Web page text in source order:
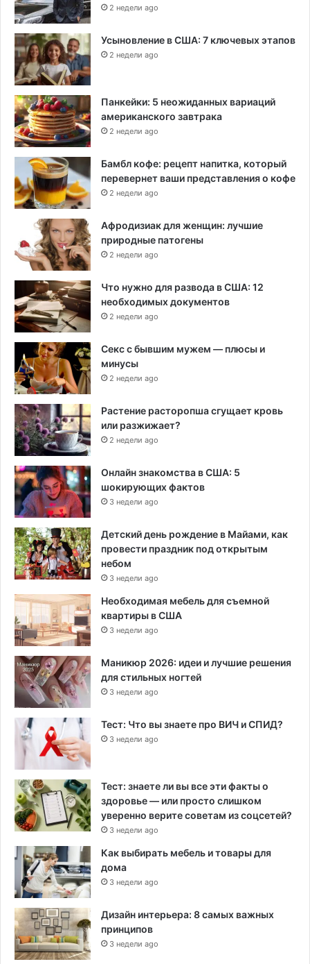
2 недели ago
Усыновление в США: 7 ключевых этапов
2 недели ago
Панкейки: 5 неожиданных вариаций
американского завтрака
2 недели ago
Бамбл кофе: рецепт напитка, который
перевернет ваши представления о кофе
2 недели ago
Афродизиак для женщин: лучшие
природные патогены
2 недели ago
Что нужно для развода в США: 12
необходимых документов
2 недели ago
Секс с бывшим мужем — плюсы и
минусы
2 недели ago
Растение расторопша сгущает кровь
или разжижает?
2 недели ago
Онлайн знакомства в США: 5
шокирующих фактов
3 недели ago
Детский день рождение в Майами, как
провести праздник под открытым
небом
3 недели ago
Необходимая мебель для съемной
квартиры в США
3 недели ago
Маникюр 2026: идеи и лучшие решения
для стильных ногтей
3 недели ago
Тест: Что вы знаете про ВИЧ и СПИД?
3 недели ago
Тест: знаете ли вы все эти факты о
здоровье — или просто слишком
уверенно верите советам из соцсетей?
3 недели ago
Как выбирать мебель и товары для
дома
3 недели ago
Дизайн интерьера: 8 самых важных
принципов
3 недели ago